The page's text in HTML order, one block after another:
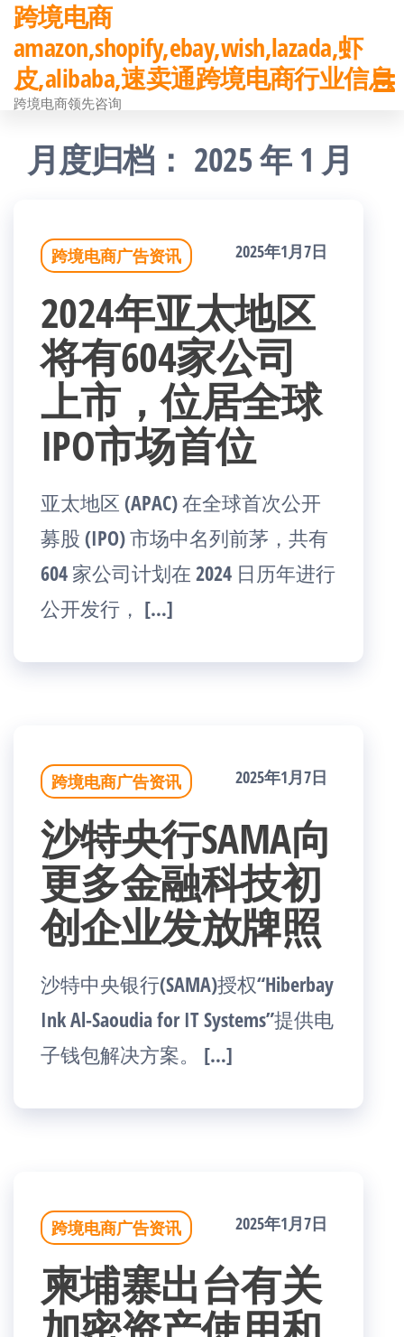
前
往
内
跨境电商
amazon,shopify,ebay,wish,lazada,虾
皮,alibaba,速卖通跨境电商行业信息
跨境电商领先咨询
月度归档： 2025 年 1 月
跨境电商广告资讯 2025年1月7日
2024年亚太地区
将有604家公司
上市，位居全球
IPO市场首位
亚太地区 (APAC) 在全球首次公开
募股 (IPO) 市场中名列前茅，共有
604 家公司计划在 2024 日历年进行
公开发行， […]
跨境电商广告资讯 2025年1月7日
沙特央行SAMA向
更多金融科技初
创企业发放牌照
沙特中央银行(SAMA)授权“Hiberbay
Ink Al-Saoudia for IT Systems”提供电
子钱包解决方案。 […]
跨境电商广告资讯 2025年1月7日
柬埔寨出台有关